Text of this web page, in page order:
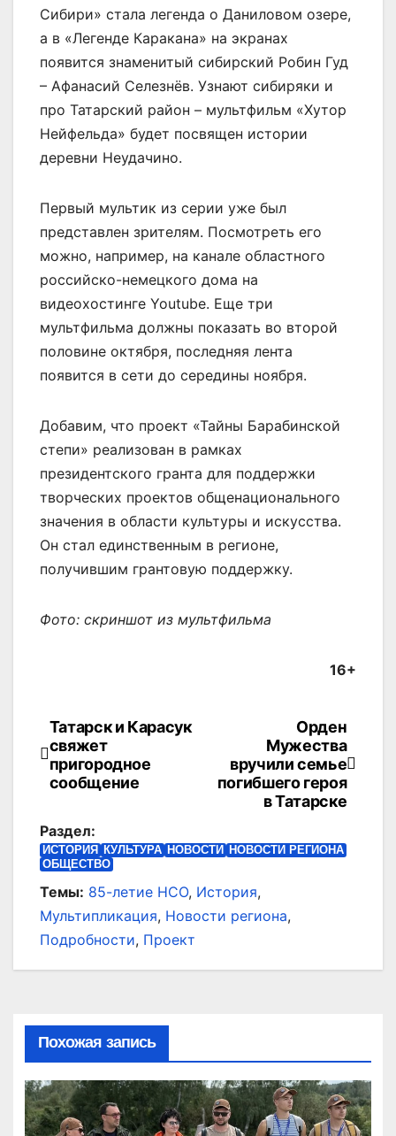
Сибири» стала легенда о Даниловом озере,
а в «Легенде Каракана» на экранах
появится знаменитый сибирский Робин Гуд
– Афанасий Селезнёв. Узнают сибиряки и
про Татарский район – мультфильм «Хутор
Нейфельда» будет посвящен истории
деревни Неудачино.
Первый мультик из серии уже был
представлен зрителям. Посмотреть его
можно, например, на канале областного
российско-немецкого дома на
видеохостинге Youtube. Еще три
мультфильма должны показать во второй
половине октября, последняя лента
появится в сети до середины ноября.
Добавим, что проект «Тайны Барабинской
степи» реализован в рамках
президентского гранта для поддержки
творческих проектов общенационального
значения в области культуры и искусства.
Он стал единственным в регионе,
получившим грантовую поддержку.
Фото: скриншот из мультфильма
16+
Навигация
по
Орден
Мужества
вручили семье
погибшего героя
в Татарске
Татарск и Карасук
свяжет
пригородное
сообщение
Раздел:
ИСТОРИЯ КУЛЬТУРА НОВОСТИ
НОВОСТИ РЕГИОНА
ОБЩЕСТВО
Темы: 85-летие НСО, История,
Мультипликация, Новости региона,
Подробности, Проект
Похожая запись